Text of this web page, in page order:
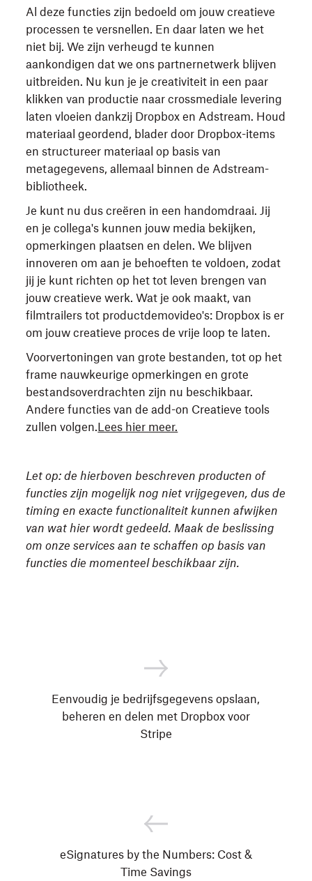
Al deze functies zijn bedoeld om jouw creatieve
processen te versnellen. En daar laten we het
niet bij. We zijn verheugd te kunnen
aankondigen dat we ons partnernetwerk blijven
uitbreiden. Nu kun je je creativiteit in een paar
klikken van productie naar crossmediale levering
laten vloeien dankzij Dropbox en Adstream. Houd
materiaal geordend, blader door Dropbox-items
en structureer materiaal op basis van
metagegevens, allemaal binnen de Adstream-
bibliotheek.
Je kunt nu dus creëren in een handomdraai. Jij
en je collega's kunnen jouw media bekijken,
opmerkingen plaatsen en delen. We blijven
innoveren om aan je behoeften te voldoen, zodat
jij je kunt richten op het tot leven brengen van
jouw creatieve werk. Wat je ook maakt, van
filmtrailers tot productdemovideo's: Dropbox is er
om jouw creatieve proces de vrije loop te laten.
Voorvertoningen van grote bestanden, tot op het
frame nauwkeurige opmerkingen en grote
bestandsoverdrachten zijn nu beschikbaar.
Andere functies van de add-on Creatieve tools
zullen volgen.Lees hier meer.
Let op: de hierboven beschreven producten of
functies zijn mogelijk nog niet vrijgegeven, dus de
timing en exacte functionaliteit kunnen afwijken
van wat hier wordt gedeeld. Maak de beslissing
om onze services aan te schaffen op basis van
functies die momenteel beschikbaar zijn.
Eenvoudig je bedrijfsgegevens opslaan,
beheren en delen met Dropbox voor
Stripe
eSignatures by the Numbers: Cost &
Time Savings